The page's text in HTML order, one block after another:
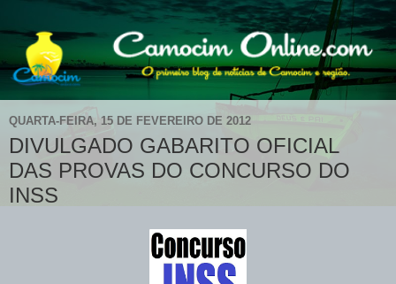
QUARTA-FEIRA, 15 DE FEVEREIRO DE 2012
DIVULGADO GABARITO OFICIAL
DAS PROVAS DO CONCURSO DO
INSS